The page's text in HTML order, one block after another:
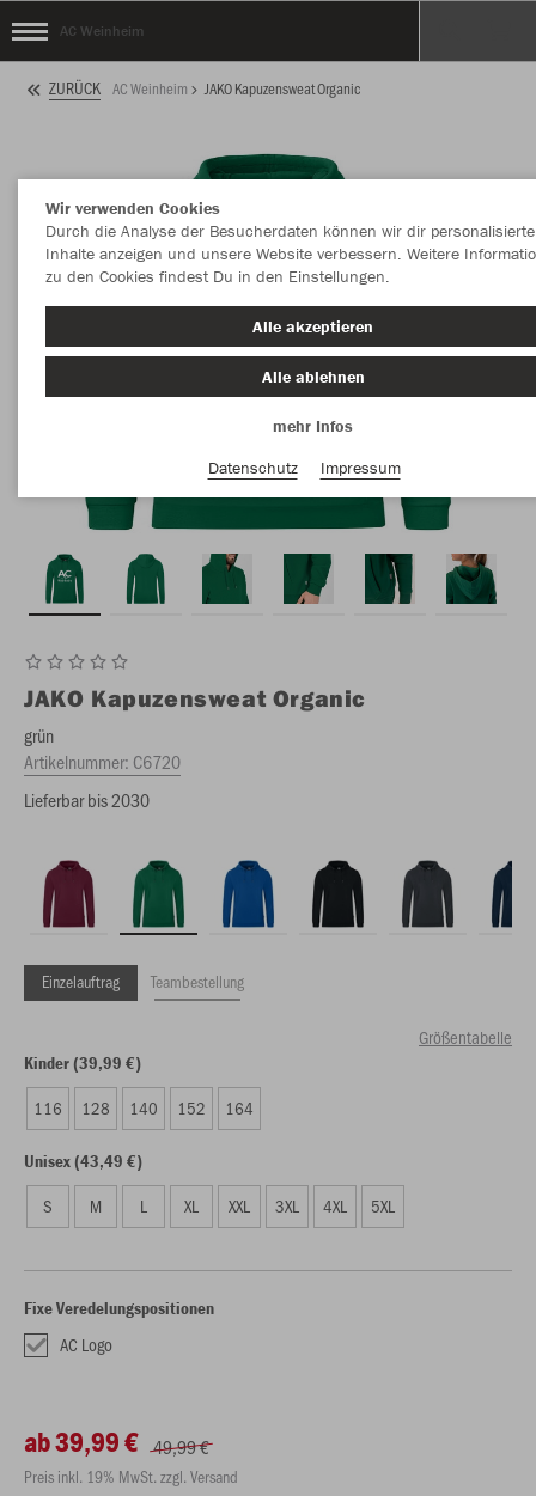
AC Weinheim
ZURÜCK AC Weinheim JAKO Kapuzensweat Organic
JAKO Kapuzensweat Organic
grün
Artikelnummer: C6720
Lieferbar bis 2030
Einzelauftrag Teambestellung
Größentabelle
Kinder (39,99 €)
116 128 140 152 164
Unisex (43,49 €)
S M L XL XXL 3XL 4XL 5XL
Fixe Veredelungspositionen
AC Logo
ab 39,99 € 49,99 €
Preis inkl. 19% MwSt. zzgl. Versand
Wir verwenden Cookies
Durch die Analyse der Besucherdaten können wir dir personalisierte
Inhalte anzeigen und unsere Website verbessern. Weitere
zu den Cookies findest Du in den Einstellungen.
Alle akzeptieren
Alle ablehnen
mehr Infos
Datenschutz
Impressum